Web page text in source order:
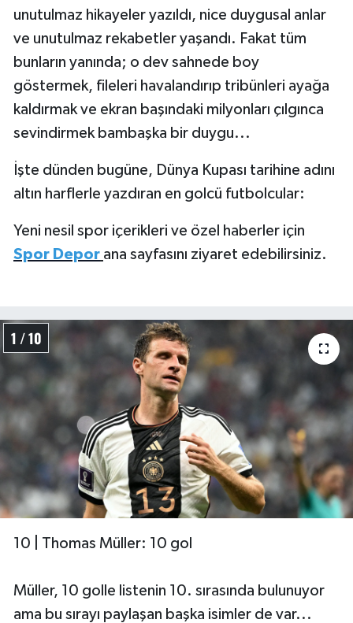
unutulmaz hikayeler yazıldı, nice duygusal anlar
ve unutulmaz rekabetler yaşandı. Fakat tüm
bunların yanında; o dev sahnede boy
göstermek, fileleri havalandırıp tribünleri ayağa
kaldırmak ve ekran başındaki milyonları çılgınca
sevindirmek bambaşka bir duygu...
İşte dünden bugüne, Dünya Kupası tarihine adını
altın harflerle yazdıran en golcü futbolcular:
Yeni nesil spor içerikleri ve özel haberler için
Spor Depor ana sayfasını ziyaret edebilirsiniz.
1 / 10
10 | Thomas Müller: 10 gol
Müller, 10 golle listenin 10. sırasında bulunuyor
ama bu sırayı paylaşan başka isimler de var...
Türkiye Basketbol Ligi
Kadınlar Basketbol Ligi
Diğer Basketbol Ligleri
Atletizm
Hentbol
Bisiklet
Boks
Güreş
Halter
Motor Sporları
Su Sporları
Futbolcular